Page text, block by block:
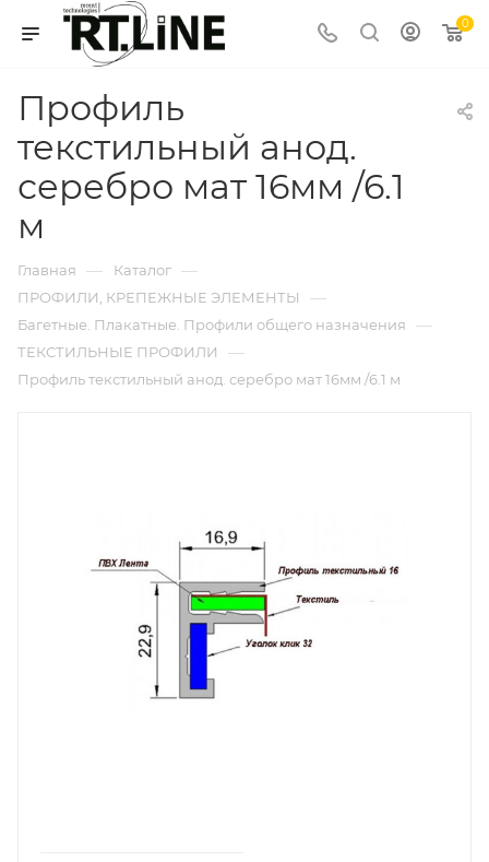
0
Профиль
текстильный анод.
серебро мат 16мм /6.1
м
Главная — Каталог —
ПРОФИЛИ, КРЕПЕЖНЫЕ ЭЛЕМЕНТЫ —
Багетные. Плакатные. Профили общего назначения —
ТЕКСТИЛЬНЫЕ ПРОФИЛИ —
Профиль текстильный анод. серебро мат 16мм /6.1 м